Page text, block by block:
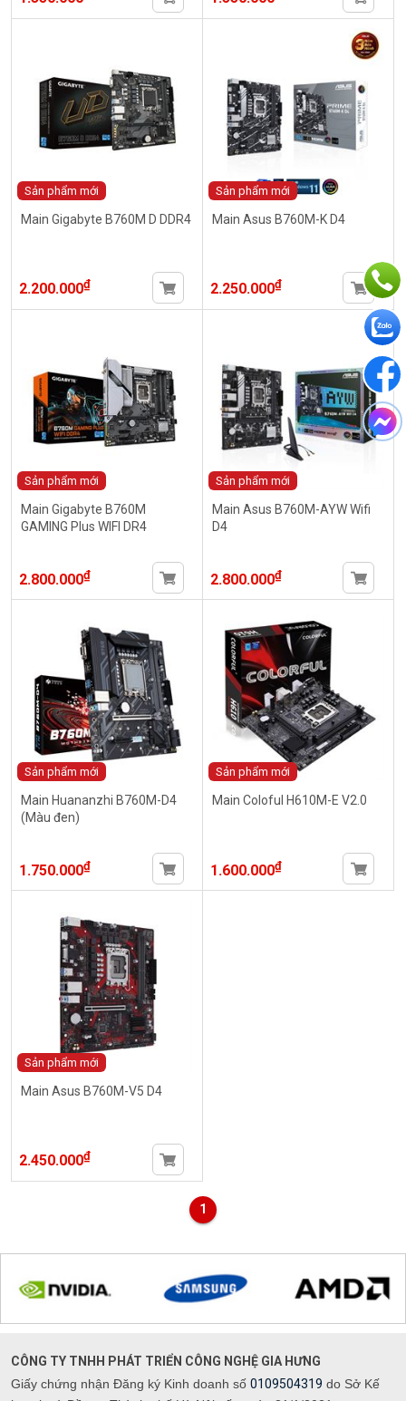
Sản phẩm mới
Main Gigabyte B760M D DDR4
2.200.000₫
Sản phẩm mới
Main Asus B760M-K D4
2.250.000₫
Sản phẩm mới
Main Gigabyte B760M
GAMING Plus WIFI DR4
2.800.000₫
Sản phẩm mới
Main Asus B760M-AYW Wifi
D4
2.800.000₫
Sản phẩm mới
Main Huananzhi B760M-D4
(Màu đen)
1.750.000₫
Sản phẩm mới
Main Coloful H610M-E V2.0
1.600.000₫
Sản phẩm mới
Main Asus B760M-V5 D4
2.450.000₫
1
CÔNG TY TNHH PHÁT TRIỂN CÔNG NGHỆ GIA HƯNG
Giấy chứng nhận Đăng ký Kinh doanh số 0109504319 do Sở Kế